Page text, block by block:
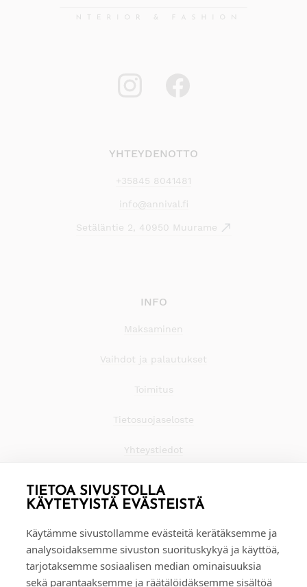
TIETOA SIVUSTOLLA
KÄYTETYISTÄ EVÄSTEISTÄ
Käytämme sivustollamme evästeitä kerätäksemme ja
analysoidaksemme sivuston suorituskykyä ja käyttöä,
tarjotaksemme sosiaalisen median ominaisuuksia
sekä parantaaksemme ja räätälöidäksemme sisältöä
YHTEYDENOTTO
+35845 8041481
info@annival.fi
Setäläntie 2, 40950 Muurame
INFO
Maksaminen
Vaihdot ja palautukset
Toimitus
Tietosuojaseloste
Yhteystiedot